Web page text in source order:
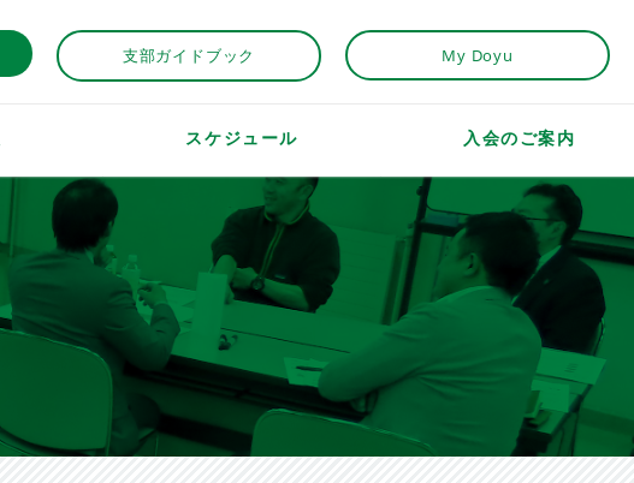
支部ガイドブック My Doyu
スケジュール 入会のご案内